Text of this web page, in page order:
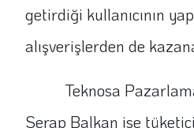
getirdiği kullanıcının
alışverişlerden de
Teknosa
Serap Balkan ise